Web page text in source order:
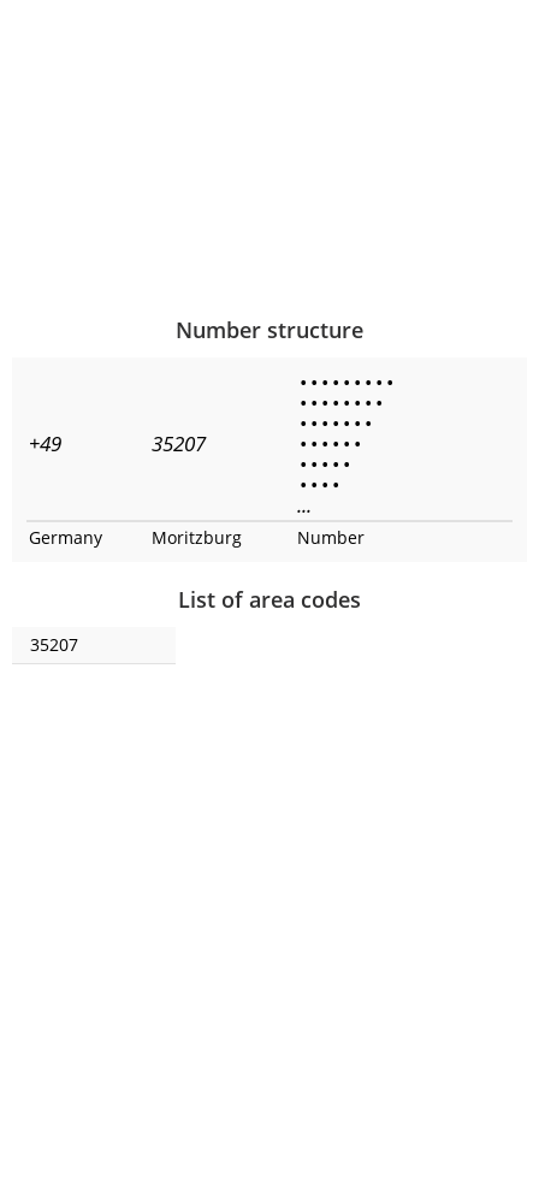
Number structure
+49 35207
• • • • • • • • •
• • • • • • • •
• • • • • • •
• • • • • •
• • • • •
• • • •
...
Germany Moritzburg Number
List of area codes
35207